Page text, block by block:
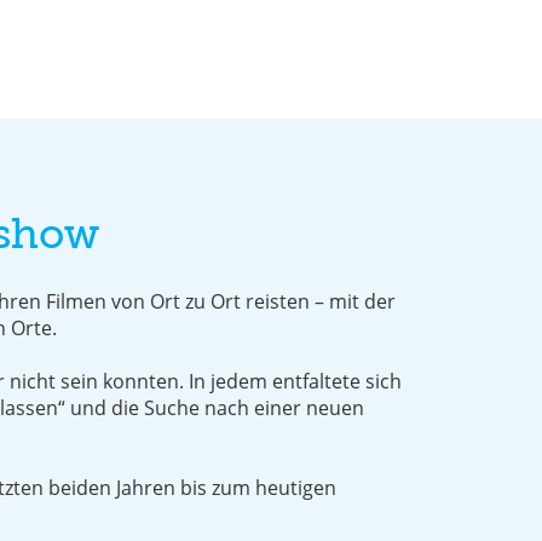
Filmen von Ort zu Ort reisten – mit der
Orte.
sein konnten. In jedem entfaltete sich
und die Suche nach einer neuen
beiden Jahren bis zum heutigen